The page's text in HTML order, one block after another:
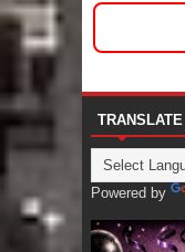
TRANSLATE
Powered by